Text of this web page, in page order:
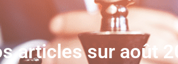
articles sur août